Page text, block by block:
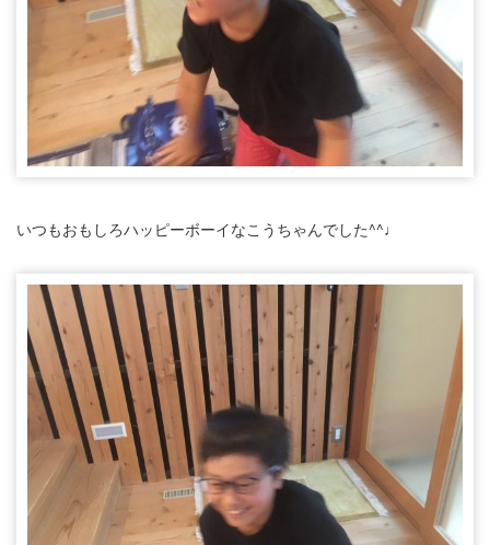
いつもおもしろハッピーボーイなこうちゃんでした^^♩